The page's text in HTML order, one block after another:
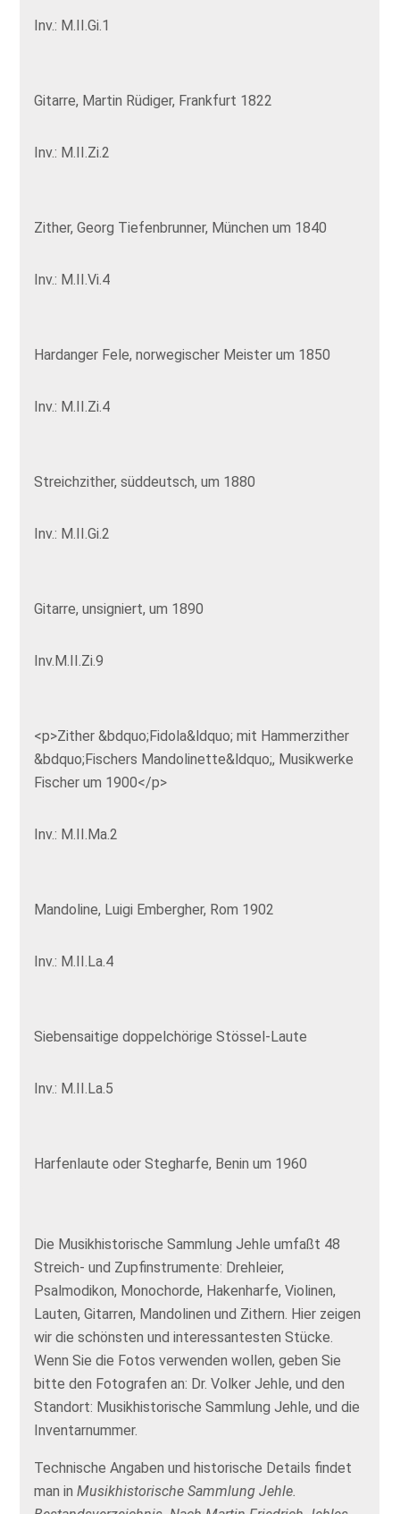
Inv.: M.II.Gi.1
Gitarre, Martin Rüdiger, Frankfurt 1822
Inv.: M.II.Zi.2
Zither, Georg Tiefenbrunner, München um 1840
Inv.: M.II.Vi.4
Hardanger Fele, norwegischer Meister um 1850
Inv.: M.II.Zi.4
Streichzither, süddeutsch, um 1880
Inv.: M.II.Gi.2
Gitarre, unsigniert, um 1890
Inv.M.II.Zi.9
<p>Zither &bdquo;Fidola&ldquo; mit Hammerzither
&bdquo;Fischers Mandolinette&ldquo;, Musikwerke
Fischer um 1900</p>
Inv.: M.II.Ma.2
Mandoline, Luigi Embergher, Rom 1902
Inv.: M.II.La.4
Siebensaitige doppelchörige Stössel-Laute
Inv.: M.II.La.5
Harfenlaute oder Stegharfe, Benin um 1960
Die Musikhistorische Sammlung Jehle umfaßt 48
Streich- und Zupfinstrumente: Drehleier,
Psalmodikon, Monochorde, Hakenharfe, Violinen,
Lauten, Gitarren, Mandolinen und Zithern. Hier zeigen
wir die schönsten und interessantesten Stücke.
Wenn Sie die Fotos verwenden wollen, geben Sie
bitte den Fotografen an: Dr. Volker Jehle, und den
Standort: Musikhistorische Sammlung Jehle, und die
Inventarnummer.
Technische Angaben und historische Details findet
man inMusikhistorische Sammlung Jehle.